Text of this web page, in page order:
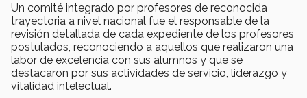
Un comité integrado por profesores de reconocida
trayectoria a nivel nacional fue el responsable de la
revisión detallada de cada expediente de los profesores
postulados, reconociendo a aquellos que realizaron una
labor de excelencia con sus alumnos y que se
destacaron por sus actividades de servicio, liderazgo y
vitalidad intelectual.